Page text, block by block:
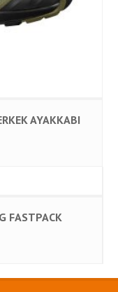
AYAKKABI
FASTPACK